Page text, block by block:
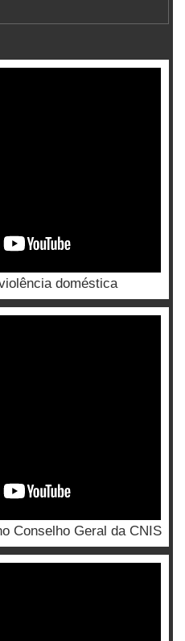
doméstica
Conselho Geral da CNIS